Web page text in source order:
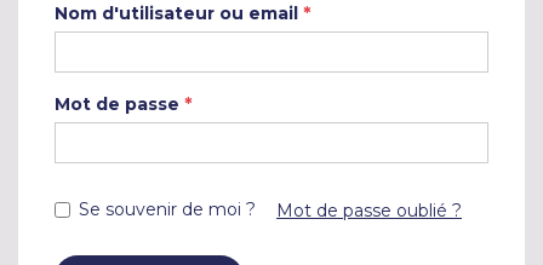
Nom d'utilisateur ou email *
Mot de passe *
Se souvenir de moi ? Mot de passe oublié ?